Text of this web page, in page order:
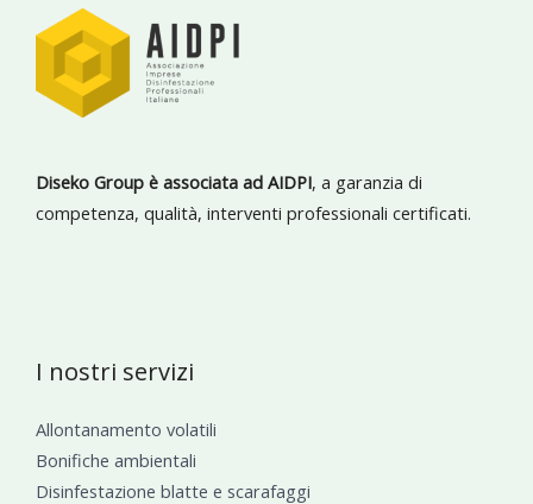
Diseko Group è associata ad AIDPI, a garanzia di
competenza, qualità, interventi professionali certificati.
I nostri servizi
Allontanamento volatili
Bonifiche ambientali
Disinfestazione blatte e scarafaggi